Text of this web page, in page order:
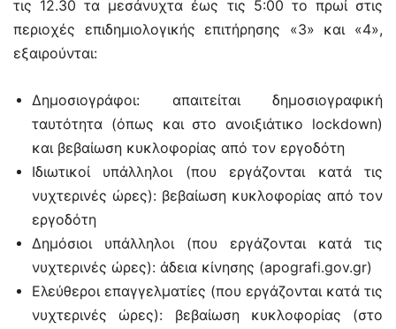
τις 12.30 τα μεσάνυχτα έως τις 5:00 το πρωί στις
περιοχές επιδημιολογικής επιτήρησης «3» και «4»,
εξαιρούνται:
Δημοσιογράφοι: απαιτείται δημοσιογραφική
ταυτότητα (όπως και στο ανοιξιάτικο lockdown)
και βεβαίωση κυκλοφορίας από τον εργοδότη
Ιδιωτικοί υπάλληλοι (που εργάζονται κατά τις
νυχτερινές ώρες): βεβαίωση κυκλοφορίας από τον
εργοδότη
Δημόσιοι υπάλληλοι (που εργάζονται κατά τις
νυχτερινές ώρες): άδεια κίνησης (apografi.gov.gr)
Ελεύθεροι επαγγελματίες (που εργάζονται κατά τις
νυχτερινές ώρες): βεβαίωση κυκλοφορίας (στο